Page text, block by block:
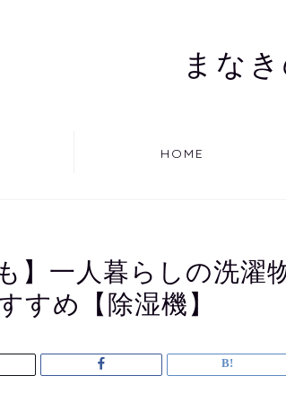
まな
HOME
も】一人暮らしの洗濯
すめ【除湿機】